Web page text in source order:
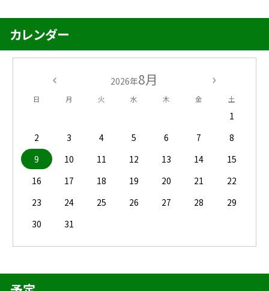
カレンダー
2026年8月
日 月 火 水 木 金 土
1
2
3 4 5 6 7
8
9
10 11 12 13 14
15
16
17 18 19 20 21
22
23
24 25 26 27 28
29
30
31